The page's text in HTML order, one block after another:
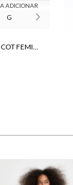
ADICIONAR
G
VESTIDO LE LIS PASHA TRICOT FEMININO